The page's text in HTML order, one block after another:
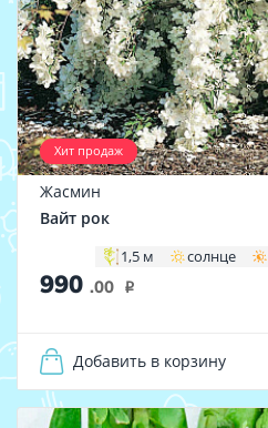
Хит продаж
Жасмин
Вайт рок
1,5 м солнце
990 .00 i
Добавить в корзину